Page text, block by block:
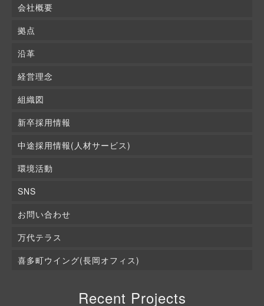
会社概要
拠点
沿革
経営理念
組織図
新卒採用情報
中途採用情報(人材サービス)
環境活動
SNS
お問い合わせ
万代テラス
喜多町ウイング(長岡オフィス)
Recent Projects